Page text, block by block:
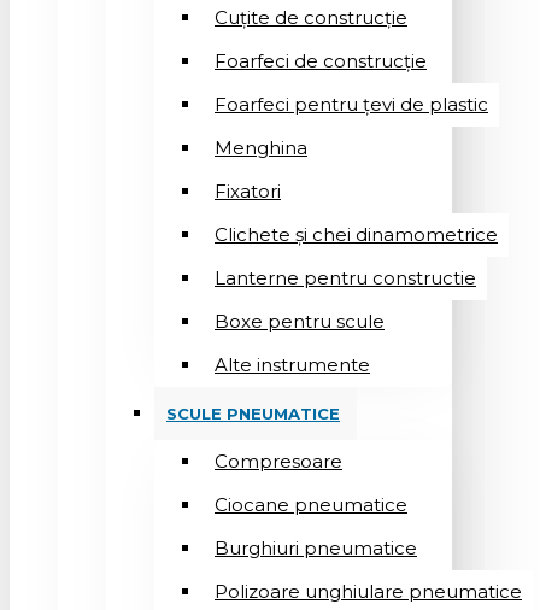
Cuțite de construcție
Foarfeci de construcție
Foarfeci pentru țevi de plastic
Menghina
Fixatori
Clichete și chei dinamometrice
Lanterne pentru constructie
Boxe pentru scule
Alte instrumente
SCULE PNEUMATICE
Compresoare
Ciocane pneumatice
Burghiuri pneumatice
Polizoare unghiulare pneumatice